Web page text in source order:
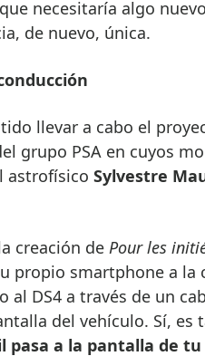
necesitaría algo
de nuevo, única.
llevar a cabo el
grupo PSA en cuyos
astrofísico Sylvestre
creación de Pour les
propio smartphone a la
DS4 a través de un
del vehículo. Sí, es
a la pantalla de tu